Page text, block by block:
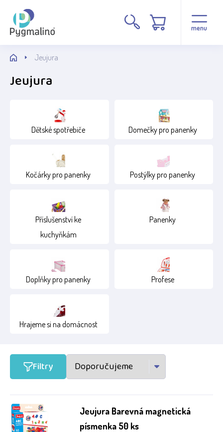
menu
Cena
Běžné zboží
Věk
12+
15+
4+
Jeujura
Jeujura
Dětské spotřebiče Domečky pro panenky
Kočárky pro panenky Postýlky pro panenky
Příslušenství ke
kuchyňkám
Panenky
Doplňky pro panenky Profese
Hrajeme si na domácnost
Filtry
Jeujura Barevná magnetická
písmenka 50 ks